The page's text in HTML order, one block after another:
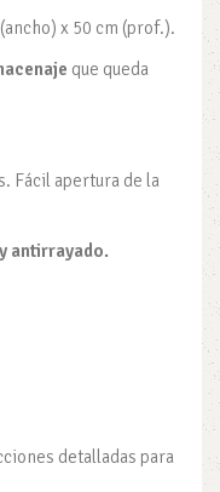
x 50 cm (prof.).
que queda
Fácil apertura de la
antirrayado.
detalladas para